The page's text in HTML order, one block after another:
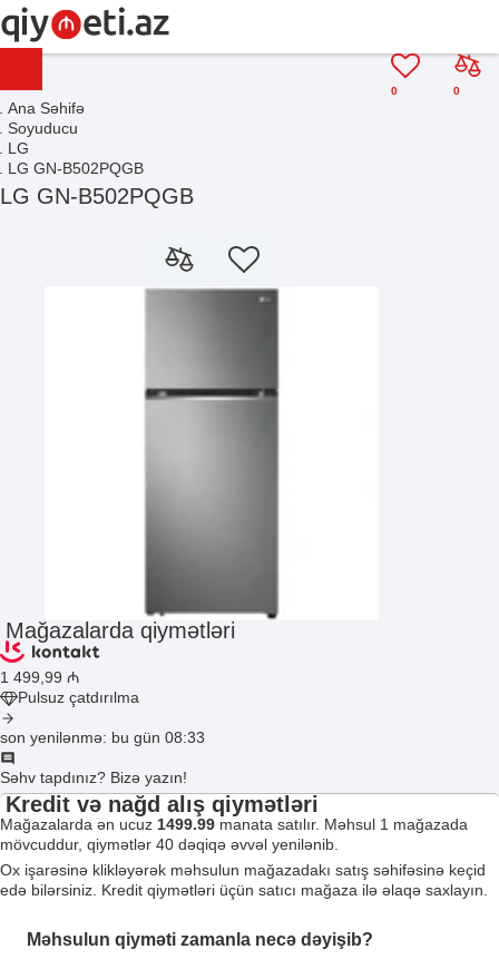
0
0
Ana Səhifə
Soyuducu
LG
LG GN-B502PQGB
LG GN-B502PQGB
Mağazalarda qiymətləri
1 499 ,99 ₼
Pulsuz çatdırılma
son yenilənmə: bu gün 08:33
Səhv tapdınız? Bizə yazın!
Kredit və nağd alış qiymətləri
Mağazalarda ən ucuz 1499.99 manata satılır. Məhsul 1 mağazada
mövcuddur, qiymətlər 40 dəqiqə əvvəl yenilənib.
Ox işarəsinə klikləyərək məhsulun mağazadakı satış səhifəsinə keçid
edə bilərsiniz. Kredit qiymətləri üçün satıcı mağaza ilə əlaqə saxlayın.
Məhsulun qiyməti zamanla necə dəyişib?